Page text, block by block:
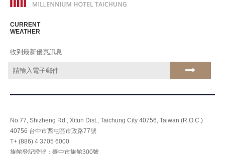
CURRENT
WEATHER
收到最新優惠訊息
No.77, Shizheng Rd., Xitun Dist., Taichung City 40756, Taiwan (R.O.C.)
40756 台中市西屯區市政路77號
T+ (886) 4 3705 6000
旅館登記證號：臺中市旅館300號